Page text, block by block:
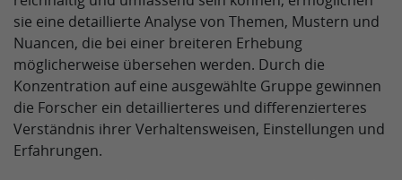
sie eine detaillierte Analyse von Themen, Mustern und
Nuancen, die bei einer breiteren Erhebung
möglicherweise übersehen werden. Durch die
Konzentration auf eine ausgewählte Gruppe gewinnen
die Forscher ein detaillierteres und differenzierteres
Verständnis ihrer Verhaltensweisen, Einstellungen und
Erfahrungen.